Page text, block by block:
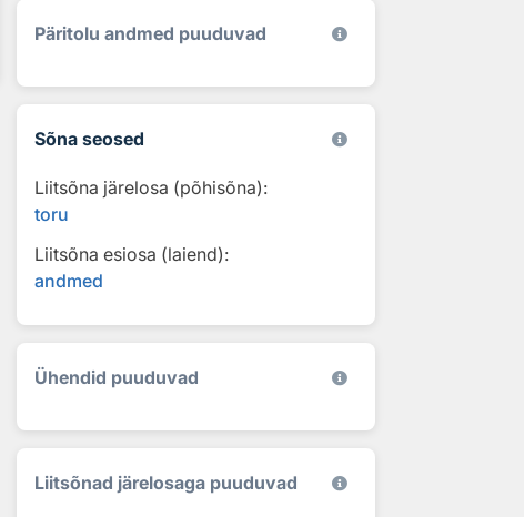
Päritolu andmed puuduvad
Sõna seosed
Liitsõna järelosa (põhisõna):
toru
Liitsõna esiosa (laiend):
andmed
Ühendid puuduvad
Liitsõnad järelosaga puuduvad